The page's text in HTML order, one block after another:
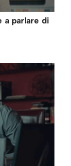
a parlare di